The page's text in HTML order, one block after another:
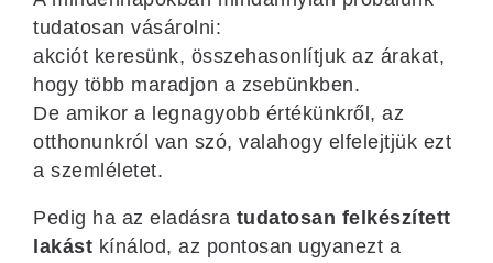
tudatosan vásárolni:
akciót keresünk, összehasonlítjuk az árakat,
hogy több maradjon a zsebünkben.
De amikor a legnagyobb értékünkről, az
otthonunkról van szó, valahogy elfelejtjük ezt
a szemléletet.
Pedig ha az eladásra tudatosan felkészített
lakást kínálod, az pontosan ugyanezt a